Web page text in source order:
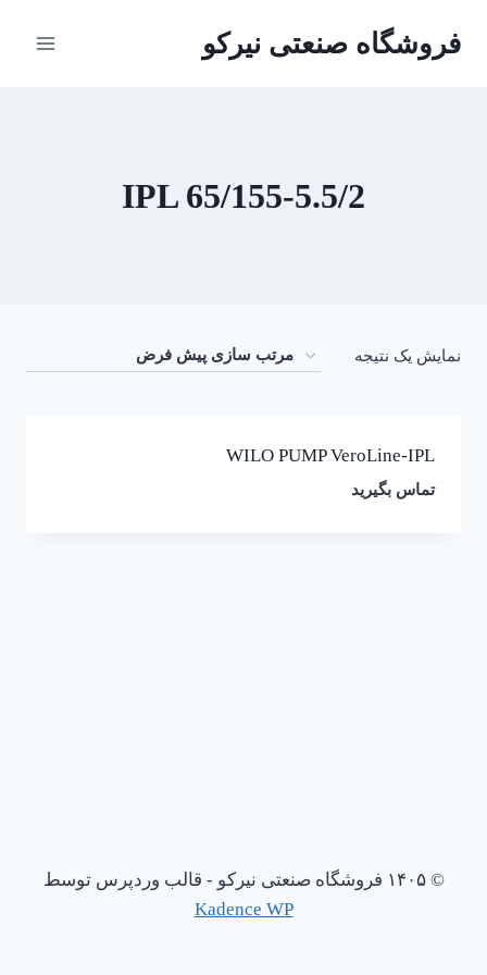
فروشگاه صنعتی نیرکو
IPL 65/155-5.5/2
نمایش یک نتیجه
WILO PUMP VeroLine-IPL
تماس بگیرید
© ۱۴۰۵ فروشگاه صنعتی نیرکو - قالب وردپرس توسط
Kadence WP